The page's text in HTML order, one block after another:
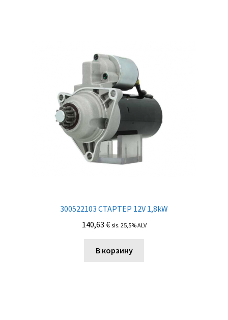
300522103 СТАРТЕР 12V 1,8kW
140,63 € sis. 25,5% ALV
В корзину